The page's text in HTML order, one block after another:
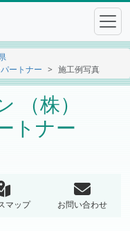
ートナー
施工例写真
（株）
トナー
マップ お問い合わせ